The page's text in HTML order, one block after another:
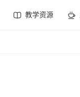
教学资源